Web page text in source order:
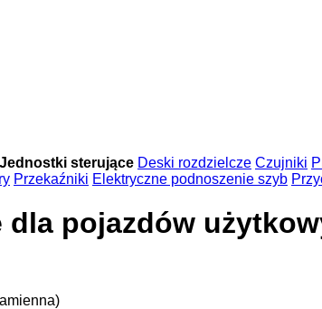
Jednostki sterujące Deski rozdzielcze Czujniki
Przekaźniki Elektryczne podnoszenie szyb
pojazdów